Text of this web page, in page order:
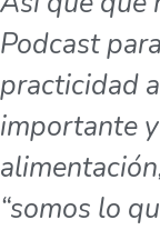
Podcast
practicidad
importante
“somos lo